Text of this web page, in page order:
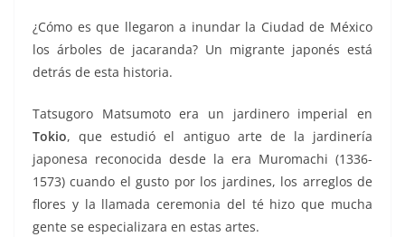
¿Cómo es que llegaron a inundar la Ciudad de México
los árboles de jacaranda? Un migrante japonés está
detrás de esta historia.
Tatsugoro Matsumoto era un jardinero imperial en
Tokio, que estudió el antiguo arte de la jardinería
japonesa reconocida desde la era Muromachi (1336-
1573) cuando el gusto por los jardines, los arreglos de
flores y la llamada ceremonia del té hizo que mucha
gente se especializara en estas artes.